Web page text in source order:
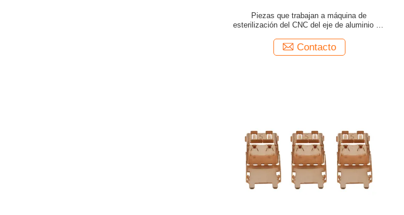
Piezas que trabajan a máquina de
esterilización del CNC del eje de aluminio de
Contacto